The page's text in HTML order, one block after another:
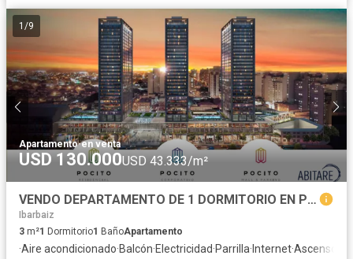
1 /9
Apartamento·en venta
USD 130.000USD 43.333/m²
VENDO DEPARTAMENTO DE 1 DORMITORIO EN POCITO SOCIAL LIFE - PROACO
Ibarbaiz
3 m²1 Dormitorio1 BañoApartamento
·Aire acondicionado·Balcón·Electricidad·Parrilla· Internet·Ascensor